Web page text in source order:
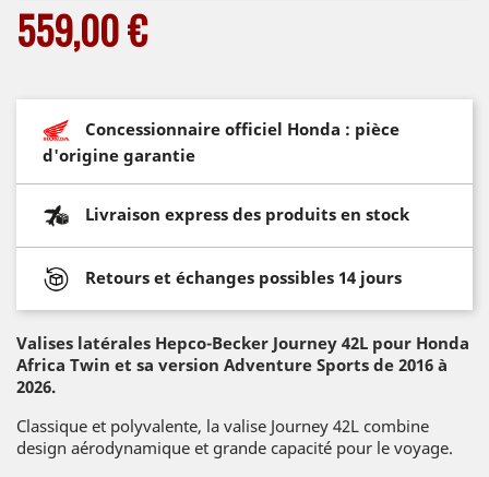
559,00 €
Concessionnaire officiel Honda : pièce
d'origine garantie
Livraison express des produits en stock
Retours et échanges possibles 14 jours
Valises latérales Hepco-Becker Journey 42L pour Honda
Africa Twin et sa version Adventure Sports de 2016 à
2026.
Classique et polyvalente, la valise Journey 42L combine
design aérodynamique et grande capacité pour le voyage.